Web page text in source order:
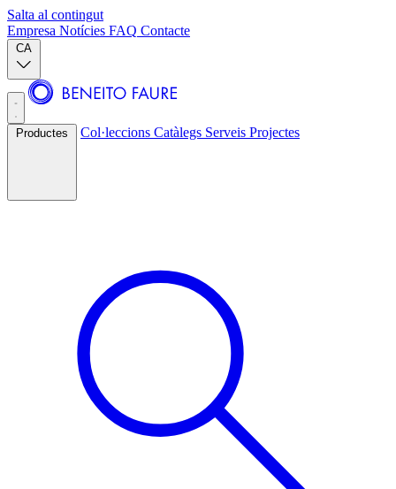
Salta al contingut
Empresa Notícies FAQ Contacte
CA
Productes Col·leccions Catàlegs Serveis Projectes